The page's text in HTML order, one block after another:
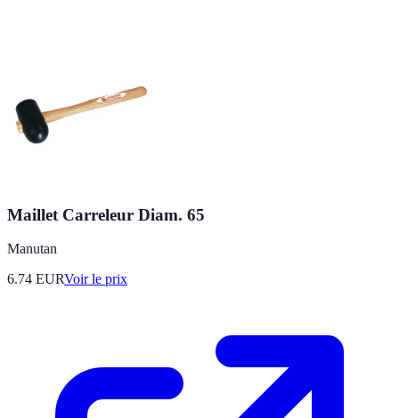
Maillet Carreleur Diam. 65
Manutan
6.74 EURVoir le prix